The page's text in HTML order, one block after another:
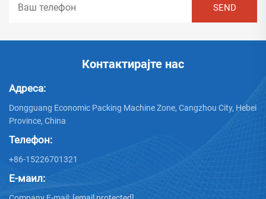
Контактирајте нас
Адреса:
Dongguang Economic Packing Machine Zone, Cangzhou City, Hebei
Province, China
Телефон:
+86-15226701321
Е-маил: